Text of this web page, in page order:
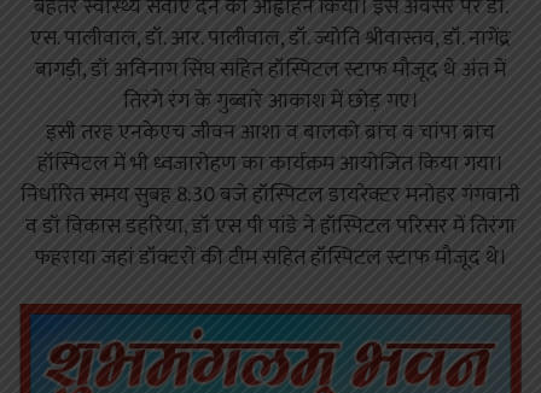
बेहतर स्वास्थ्य सेवाएं देने का आह्वाहन किया। इस अवसर पर डॉ.
एस. पालीवाल, डॉ. आर. पालीवाल, डॉ. ज्योति श्रीवास्तव, डॉ. नागेंद्र
बागड़ी, डॉ अविनाग सिंघ सहित हॉस्पिटल स्टाफ मौजूद थे अंत में
तिरंगे रंग के गुब्बारे आकाश में छोड़ गए।
इसी तरह एनकेएच जीवन आशा व बालको ब्रांच व चांपा ब्रांच
हॉस्पिटल में भी ध्वजारोहण का कार्यक्रम आयोजित किया गया।
निर्धारित समय सुबह 8:30 बजे हॉस्पिटल डायरेक्टर मनोहर गंगवानी
व डॉ विकास डहरिया, डॉ एस पी पांडे ने हॉस्पिटल परिसर में तिरंगा
फहराया जहां डॉक्टरों की टीम सहित हॉस्पिटल स्टाफ मौजूद थे।